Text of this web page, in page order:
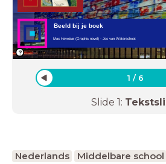
Beeld bij je boek
Max Havelaar (Graphic novel) - Jos van Waterschoot
1 / 6
Slide 1:
Nederlands Middelbare school